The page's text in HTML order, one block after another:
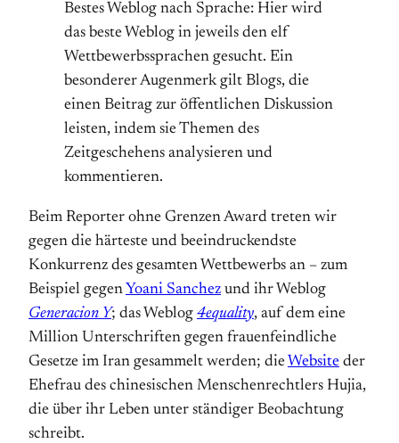
Bestes Weblog nach Sprache: Hier wird
das beste Weblog in jeweils den elf
Wettbewerbssprachen gesucht. Ein
besonderer Augenmerk gilt Blogs, die
einen Beitrag zur öffentlichen Diskussion
leisten, indem sie Themen des
Zeitgeschehens analysieren und
kommentieren.
Beim Reporter ohne Grenzen Award treten wir
gegen die härteste und beeindruckendste
Konkurrenz des gesamten Wettbewerbs an – zum
Beispiel gegen Yoani Sanchez und ihr Weblog
Generacion Y; das Weblog 4equality, auf dem eine
Million Unterschriften gegen frauenfeindliche
Gesetze im Iran gesammelt werden; die Website der
Ehefrau des chinesischen Menschenrechtlers Hujia,
die über ihr Leben unter ständiger Beobachtung
schreibt.